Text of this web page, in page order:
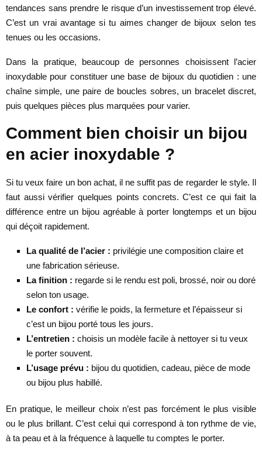
tendances sans prendre le risque d’un investissement trop élevé.
C’est un vrai avantage si tu aimes changer de bijoux selon tes
tenues ou les occasions.
Dans la pratique, beaucoup de personnes choisissent l’acier
inoxydable pour constituer une base de bijoux du quotidien : une
chaîne simple, une paire de boucles sobres, un bracelet discret,
puis quelques pièces plus marquées pour varier.
Comment bien choisir un bijou
en acier inoxydable ?
Si tu veux faire un bon achat, il ne suffit pas de regarder le style. Il
faut aussi vérifier quelques points concrets. C’est ce qui fait la
différence entre un bijou agréable à porter longtemps et un bijou
qui déçoit rapidement.
La qualité de l’acier : privilégie une composition claire et
une fabrication sérieuse.
La finition : regarde si le rendu est poli, brossé, noir ou doré
selon ton usage.
Le confort : vérifie le poids, la fermeture et l’épaisseur si
c’est un bijou porté tous les jours.
L’entretien : choisis un modèle facile à nettoyer si tu veux
le porter souvent.
L’usage prévu : bijou du quotidien, cadeau, pièce de mode
ou bijou plus habillé.
En pratique, le meilleur choix n’est pas forcément le plus visible
ou le plus brillant. C’est celui qui correspond à ton rythme de vie,
à ta peau et à la fréquence à laquelle tu comptes le porter.